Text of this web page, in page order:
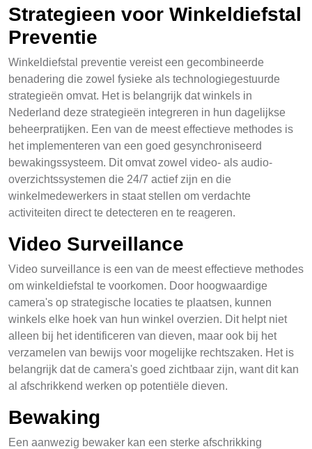
Strategieen voor Winkeldiefstal
Preventie
Winkeldiefstal preventie vereist een gecombineerde
benadering die zowel fysieke als technologiegestuurde
strategieën omvat. Het is belangrijk dat winkels in
Nederland deze strategieën integreren in hun dagelijkse
beheerpratijken. Een van de meest effectieve methodes is
het implementeren van een goed gesynchroniseerd
bewakingssysteem. Dit omvat zowel video- als audio-
overzichtssystemen die 24/7 actief zijn en die
winkelmedewerkers in staat stellen om verdachte
activiteiten direct te detecteren en te reageren.
Video Surveillance
Video surveillance is een van de meest effectieve methodes
om winkeldiefstal te voorkomen. Door hoogwaardige
camera's op strategische locaties te plaatsen, kunnen
winkels elke hoek van hun winkel overzien. Dit helpt niet
alleen bij het identificeren van dieven, maar ook bij het
verzamelen van bewijs voor mogelijke rechtszaken. Het is
belangrijk dat de camera's goed zichtbaar zijn, want dit kan
al afschrikkend werken op potentiële dieven.
Bewaking
Een aanwezig bewaker kan een sterke afschrikking